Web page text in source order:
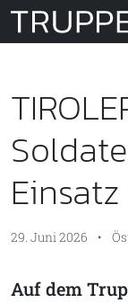
29. Juni 2026 •
Auf dem